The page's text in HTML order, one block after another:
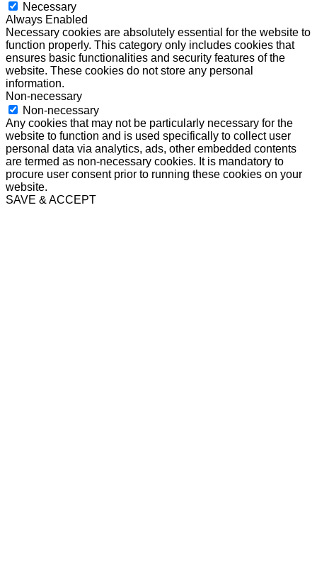
Necessary
Always Enabled
Necessary cookies are absolutely essential for the website to
function properly. This category only includes cookies that
ensures basic functionalities and security features of the
website. These cookies do not store any personal
information.
Non-necessary
Non-necessary
Any cookies that may not be particularly necessary for the
website to function and is used specifically to collect user
personal data via analytics, ads, other embedded contents
are termed as non-necessary cookies. It is mandatory to
procure user consent prior to running these cookies on your
website.
SAVE & ACCEPT